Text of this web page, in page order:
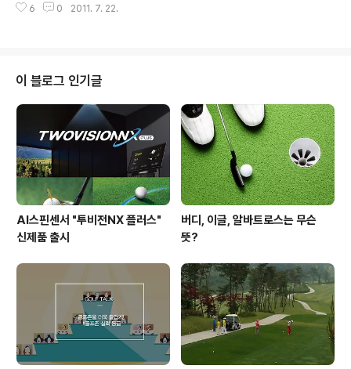
미스터 존이 바로 문제진단에 들어갑니닷~~!! 연습장 프로
여름 찜통더위에는 자칫 건강에 지장을 줄 수도 있기 때문
는데 심하면 일광 화상을 일으킵니다. 또한 자외선 A는 색
소침착과 주름. 노화를 불러올 수 있어요!! 자, 그렇다면 무
시무시한 자외선을 물리치러 가볼까요?! SUN GLASSES
자외선에 직접적으로 오랜 시간 노출되는 경우 각막에 일
시적인 화상 증세가 나타나는 '광각막염'이 발생할 수 있습
니다. 따라서 UV코팅이 되어있는..
6 0 2011. 7. 22.
이 블로그 인기글
AI스핀센서 "투비전NX 플러스"
신제품 출시
버디, 이글, 알바트로스는 무슨
뜻?